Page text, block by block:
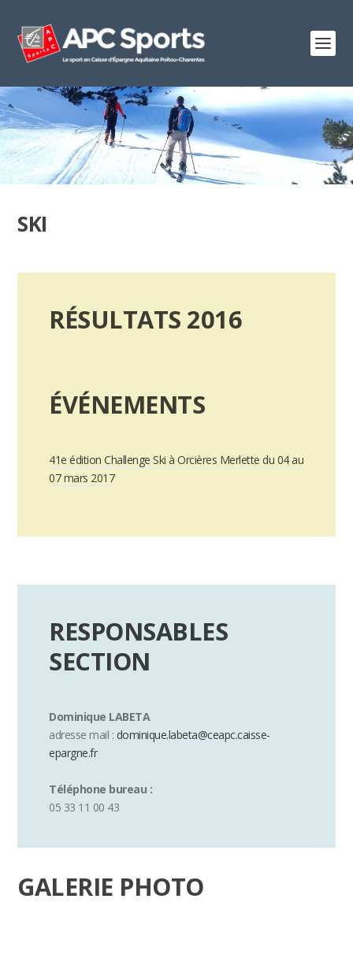
SKI
RÉSULTATS 2016
ÉVÉNEMENTS
41e édition Challenge Ski à Orcières Merlette du 04 au
07 mars 2017
RESPONSABLES
SECTION
Dominique LABETA
adresse mail : dominique.labeta@ceapc.caisse-
epargne.fr
Téléphone bureau :
05 33 11 00 43
GALERIE PHOTO